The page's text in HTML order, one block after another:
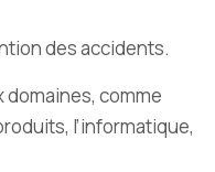
des accidents.
comme
l’informatique,